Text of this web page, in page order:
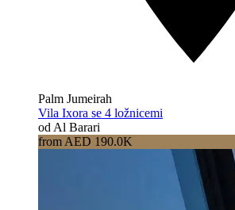
Palm Jumeirah
Vila Ixora se 4 ložnicemi
od Al Barari
from AED 190.0K